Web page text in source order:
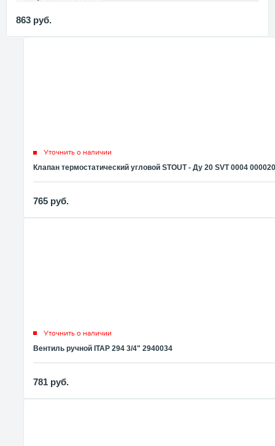
863 руб.
Уточнить о наличии
Клапан термостатический угловой STOUT - Ду 20 SVT 0004 000020
765 руб.
Уточнить о наличии
Вентиль ручной ITAP 294 3/4" 2940034
781 руб.